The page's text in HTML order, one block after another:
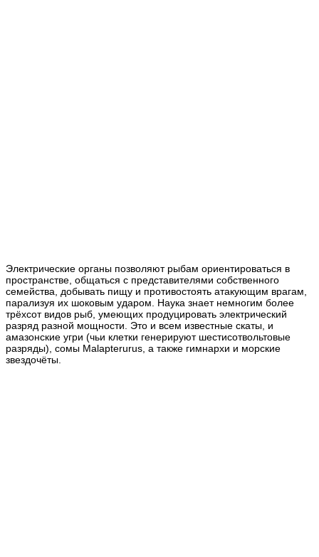
Электрические органы позволяют рыбам ориентироваться в
пространстве, общаться с представителями собственного
семейства, добывать пищу и противостоять атакующим врагам,
парализуя их шоковым ударом. Наука знает немногим более
трёхсот видов рыб, умеющих продуцировать электрический
разряд разной мощности. Это и всем известные скаты, и
амазонские угри (чьи клетки генерируют шестисотвольтовые
разряды), сомы Malapterurus, а также гимнархи и морские
звездочёты.